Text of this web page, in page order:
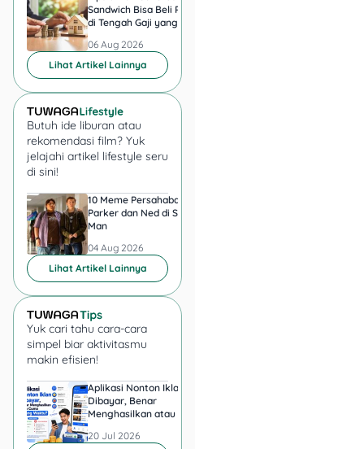
mau memperlihatkan surat
tugas, sebaiknya tunda
wawancara dan lakukan
verifikasi.
Sandwich Bisa Beli Rumah
di Tengah Gaji yang
06 Aug 2026
Lihat Artikel Lainnya
Butuh ide liburan atau
rekomendasi film? Yuk
jelajahi artikel lifestyle seru
di sini!
10 Meme Persahabatan
Parker dan Ned di Spider-
Man
04 Aug 2026
Lihat Artikel Lainnya
Yuk cari tahu cara-cara
simpel biar aktivitasmu
makin efisien!
Aplikasi Nonton Iklan
Dibayar, Benar
Menghasilkan atau Cuma
20 Jul 2026